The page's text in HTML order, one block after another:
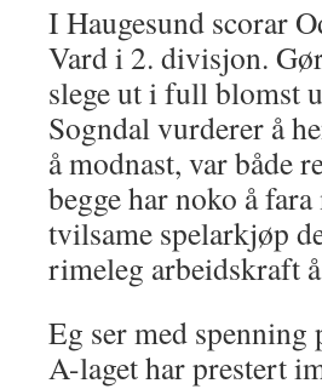
I Haugesund scorar
Vard i 2. divisjon.
slege ut i full blomst
Sogndal vurderer å
å modnast, var både
begge har noko å
tvilsame spelarkjøp
rimeleg arbeidskraft
Eg ser med
A-laget har prestert